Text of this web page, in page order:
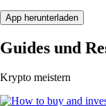
App herunterladen
Guides und
Krypto meistern